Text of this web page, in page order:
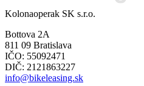
Kolonaoperak SK s.r.o.
Bottova 2A
811 09 Bratislava
IČO: 55092471
DIČ: 2121863227
info@bikeleasing.sk